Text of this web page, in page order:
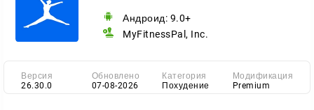
Андроид: 9.0+
MyFitnessPal, Inc.
Версия
26.30.0
Обновлено
07-08-2026
Категория
Похудение
Модификация
Premium